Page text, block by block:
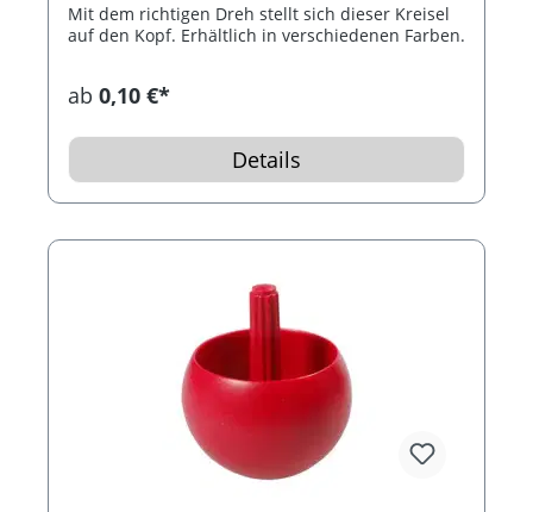
Mit dem richtigen Dreh stellt sich dieser Kreisel
auf den Kopf. Erhältlich in verschiedenen Farben.
ab 0,10 €*
Details